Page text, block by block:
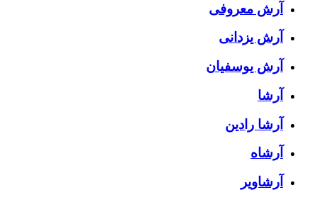
آرش معروفی
آرش یزدانی
آرش یوسفیان
آرشا
آرشا رادین
آرشاه
آرشاویر